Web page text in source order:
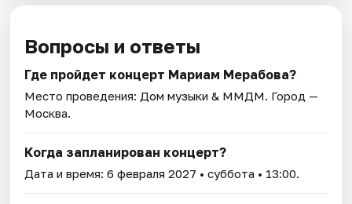
Вопросы и ответы
Где пройдет концерт Мариам Мерабова?
Место проведения: Дом музыки & ММДМ. Город —
Москва.
Когда запланирован концерт?
Дата и время:6 февраля 2027 • суббота • 13:00.